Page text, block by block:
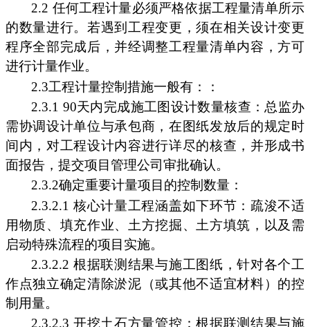
2.2 任何工程计量必须严格依据工程量清单所示
的数量进行。若遇到工程变更，须在相关设计变更
程序全部完成后，并经调整工程量清单内容，方可
进行计量作业。
2.3工程计量控制措施一般有：：
2.3.1 90天内完成施工图设计数量核查：总监办
需协调设计单位与承包商，在图纸发放后的规定时
间内，对工程设计内容进行详尽的核查，并形成书
面报告，提交项目管理公司审批确认。
2.3.2确定重要计量项目的控制数量：
2.3.2.1 核心计量工程涵盖如下环节：疏浚不适
用物质、填充作业、土方挖掘、土方填筑，以及需
启动特殊流程的项目实施。
2.3.2.2 根据联测结果与施工图纸，针对各个工
作点独立确定清除淤泥（或其他不适宜材料）的控
制用量。
2.3.2.3 开挖土石方量管控：根据联测结果与施